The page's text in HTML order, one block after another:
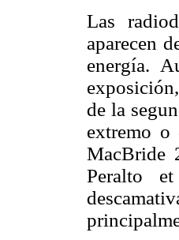
Las
aparecen
energía.
de la
extremo o
MacBride
Peralto